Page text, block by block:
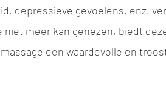
depressieve gevoelens, enz.
niet meer kan genezen, biedt
een waardevolle en